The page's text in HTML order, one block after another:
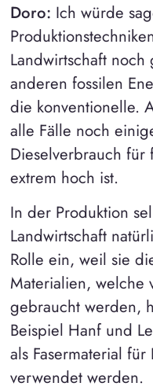
Doro: Ich würde
Landwirtschaft
anderen fossilen
die konventionelle.
alle Fälle noch
Dieselverbrauch für
extrem hoch ist.
In der Produktion
Landwirtschaft
Rolle ein, weil sie
Materialien, welche
gebraucht werden,
Beispiel Hanf und
als Fasermaterial
verwendet werden.